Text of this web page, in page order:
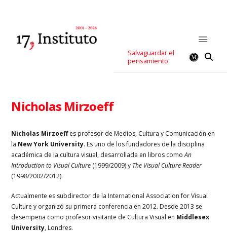
Salvaguardar el
pensamiento
Nicholas Mirzoeff
Nicholas Mirzoeffes profesor de Medios, Cultura y Comunicación en
la New York University. Es uno de los fundadores de la disciplina
académica de la cultura visual, desarrollada en libros comoAn
Introduction to Visual Culture (1999/2009) y The Visual Culture Reader
(1998/2002/2012).
Actualmente es subdirector de la International Association for Visual
Culture y organizó su primera conferencia en 2012. Desde 2013 se
desempeña como profesor visitante de Cultura Visual en Middlesex
University, Londres.